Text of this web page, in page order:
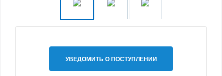
УВЕДОМИТЬ О ПОСТУПЛЕНИИ